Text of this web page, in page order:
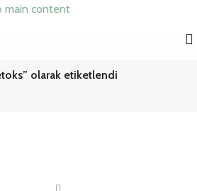
main content
olarak etiketlendi